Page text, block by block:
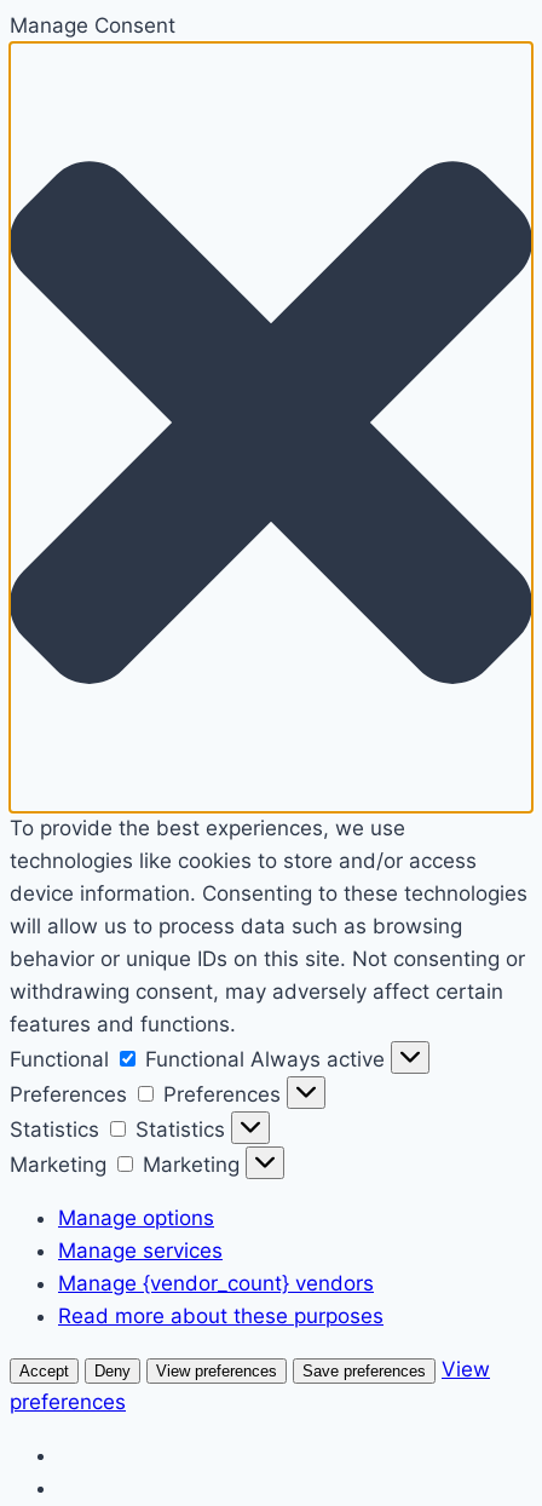
Manage Consent
To provide the best experiences, we use
technologies like cookies to store and/or access
device information. Consenting to these technologies
will allow us to process data such as browsing
behavior or unique IDs on this site. Not consenting or
withdrawing consent, may adversely affect certain
features and functions.
Functional
Functional Always active
Preferences
Preferences
Statistics
Statistics
Marketing
Marketing
Manage options
Manage services
Manage {vendor_count} vendors
Read more about these purposes
Accept Deny View preferences Save preferences
View
preferences